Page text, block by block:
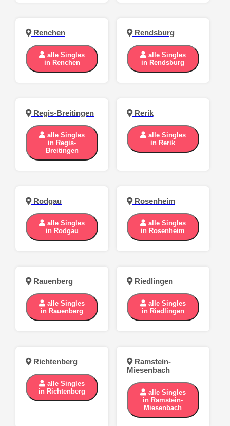
Renchen
alle Singles
in Renchen
Rendsburg
alle Singles
in Rendsburg
Regis-Breitingen
alle Singles
in Regis-
Breitingen
Rerik
alle Singles
in Rerik
Rodgau
alle Singles
in Rodgau
Rosenheim
alle Singles
in Rosenheim
Rauenberg
alle Singles
in Rauenberg
Riedlingen
alle Singles
in Riedlingen
Richtenberg
alle Singles
in Richtenberg
Ramstein-
Miesenbach
alle Singles
in Ramstein-
Miesenbach